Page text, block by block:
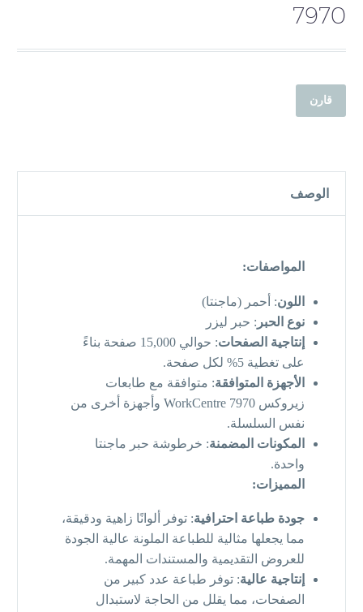
7970
قارن
الوصف
المواصفات:
اللون: أحمر (ماجنتا)
نوع الحبر : حبر ليزر
إنتاجية الصفحات
: حوالي 15,000 صفحة بناءً
على تغطية 5% لكل صفحة.
الأجهزة المتوافقة: متوافقة مع طابعات
زيروكس WorkCentre 7970 وأجهزة أخرى من
نفس السلسلة.
المكونات المضمنة: خرطوشة حبر ماجنتا
واحدة.
المميزات:
جودة طباعة احترافية: توفر ألوانًا زاهية ودقيقة،
مما يجعلها مثالية للطباعة الملونة عالية الجودة
للعروض التقديمية والمستندات المهمة.
إنتاجية عالية: توفر طباعة عدد كبير من
الصفحات، مما يقلل من الحاجة لاستبدال